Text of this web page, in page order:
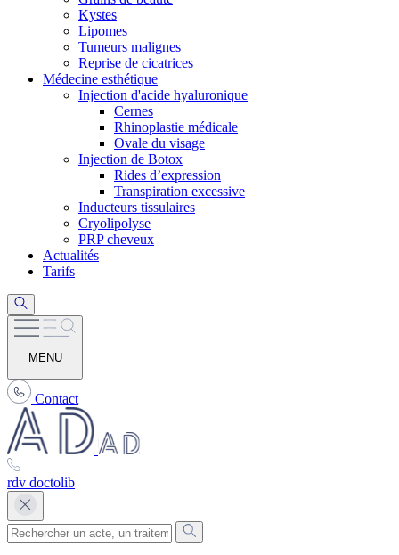
Kystes
Lipomes
Tumeurs malignes
Reprise de cicatrices
Médecine esthétique
Injection d'acide hyaluronique
Cernes
Rhinoplastie médicale
Ovale du visage
Injection de Botox
Rides d’expression
Transpiration excessive
Inducteurs tissulaires
Cryolipolyse
PRP cheveux
Actualités
Tarifs
MENU
Contact
rdv doctolib